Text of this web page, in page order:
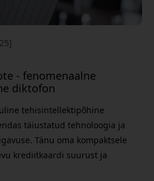
- fenomenaalne
diktofon
tehisintellektipõhine
täiustatud tehnoloogia ja
Tänu oma kompaktsele
krediitkaardi suurust ja
seda lihtne kõikjale kaasa